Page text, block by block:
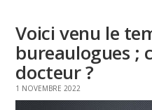
Voici venu le
bureaulogues ;
docteur ?
1 NOVEMBRE 2022